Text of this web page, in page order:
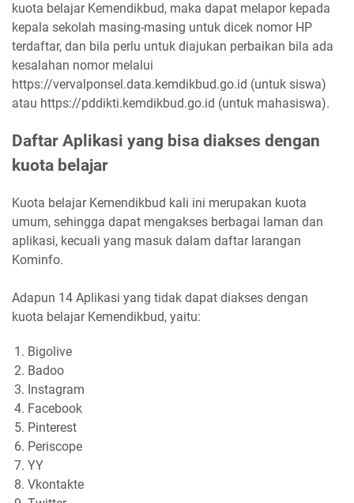
kuota belajar Kemendikbud, maka dapat melapor kepada
kepala sekolah masing-masing untuk dicek nomor HP
terdaftar, dan bila perlu untuk diajukan perbaikan bila ada
kesalahan nomor melalui
https://vervalponsel.data.kemdikbud.go.id (untuk siswa)
atau https://pddikti.kemdikbud.go.id (untuk mahasiswa).
Daftar Aplikasi yang bisa diakses dengan
kuota belajar
Kuota belajar Kemendikbud kali ini merupakan kuota
umum, sehingga dapat mengakses berbagai laman dan
aplikasi, kecuali yang masuk dalam daftar larangan
Kominfo.
Adapun 14 Aplikasi yang tidak dapat diakses dengan
kuota belajar Kemendikbud, yaitu:
Bigolive
Badoo
Instagram
Facebook
Pinterest
Periscope
YY
Vkontakte